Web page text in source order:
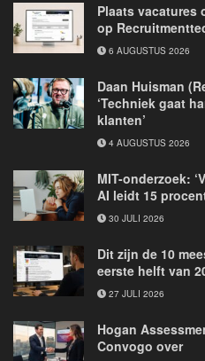
Plaats vacatures
op
6 AUGUSTUS 2026
Daan Huisman
‘Techniek gaat
klanten’
4 AUGUSTUS 2026
MIT-onderzoek:
AI leidt 15
30 JULI 2026
Dit zijn de 10
eerste helft van
27 JULI 2026
Hogan
Convogo over